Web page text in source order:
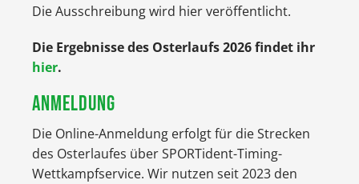
Die Ausschreibung wird hier veröffentlicht.
Die Ergebnisse des Osterlaufs 2026 findet ihr
hier.
ANMELDUNG
Die Online-Anmeldung erfolgt für die Strecken
des Osterlaufes über SPORTident-Timing-
Wettkampfservice. Wir nutzen seit 2023 den